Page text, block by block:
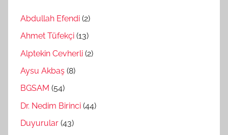
Abdullah Efendi (2)
Ahmet Tüfekçi (13)
Alptekin Cevherli (2)
Aysu Akbaş (8)
BGSAM (54)
Dr. Nedim Birinci (44)
Duyurular (43)